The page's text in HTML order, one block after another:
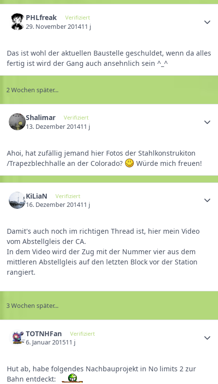
PHLfreak Verifiziert
29. November 201411 j
Das ist wohl der aktuellen Baustelle geschuldet, wenn da alles
fertig ist wird der Gang auch ansehnlich sein ^_^
2 Wochen später...
Shalimar Verifiziert
13. Dezember 201411 j
Ahoi, hat zufällig jemand hier Fotos der Stahlkonstrukiton
/Trapezblechhalle an der Colorado?
Würde mich freuen!
KiLiaN Verifiziert
16. Dezember 201411 j
Damit's auch noch im richtigen Thread ist, hier mein Video
vom Abstellgleis der CA.
In dem Video wird der Zug mit der Nummer vier aus dem
mittleren Abstellgleis auf den letzten Block vor der Station
rangiert.
3 Wochen später...
TOTNHFan Verifiziert
6. Januar 201511 j
Hut ab, habe folgendes Nachbauprojekt in No limits 2 zur
Bahn entdeckt: